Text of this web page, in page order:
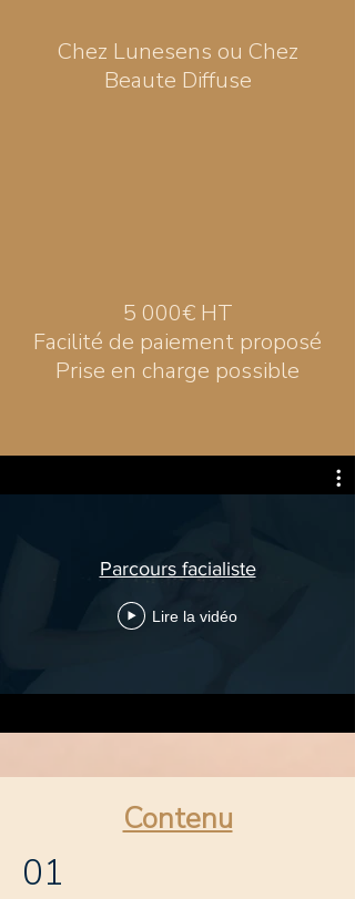
Chez Lunesens ou Chez
Beaute Diffuse
5 000€ HT
Facilité de paiement proposé
Prise en charge possible
Parcours facialiste
Lire la vidéo
Contenu
01